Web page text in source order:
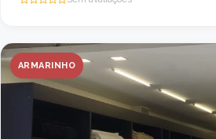
ARMARINHO